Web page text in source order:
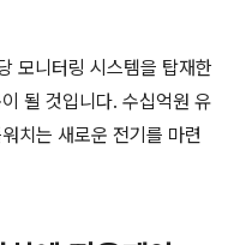
모니터링 시스템을 탑재한
될 것입니다. 수십억원 유
치는 새로운 전기를 마련